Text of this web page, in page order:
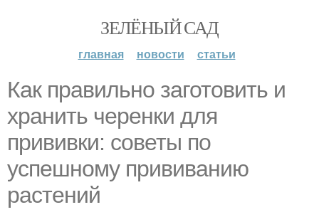
ЗЕЛЁНЫЙ САД
главная новости статьи
Как правильно заготовить и
хранить черенки для
прививки: советы по
успешному прививанию
растений